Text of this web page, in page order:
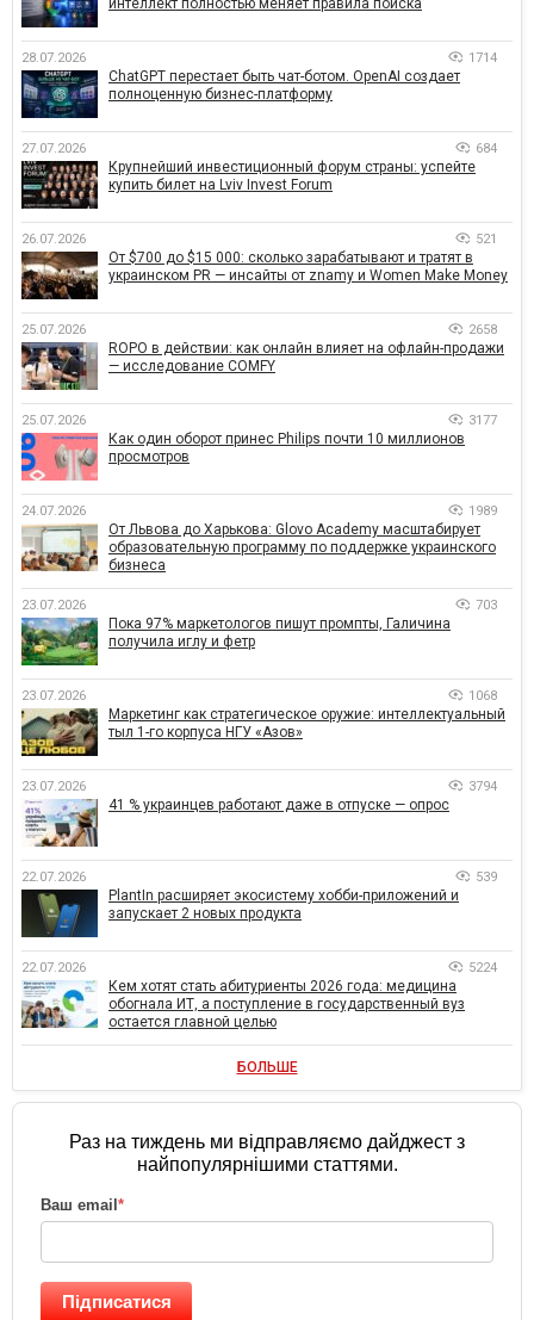
28.07.2026 1714
ChatGPT перестает быть чат-ботом. OpenAI создает
полноценную бизнес-платформу
27.07.2026 684
Крупнейший инвестиционный форум страны: успейте
купить билет на Lviv Invest Forum
26.07.2026 521
От $700 до $15 000: сколько зарабатывают и тратят в
украинском PR — инсайты от znamy и Women Make Money
25.07.2026 2658
ROPO в действии: как онлайн влияет на офлайн-продажи
— исследование COMFY
25.07.2026 3177
Как один оборот принес Philips почти 10 миллионов
просмотров
24.07.2026 1989
От Львова до Харькова: Glovo Academy масштабирует
образовательную программу по поддержке украинского
бизнеса
23.07.2026 703
Пока 97% маркетологов пишут промпты, Галичина
получила иглу и фетр
23.07.2026 1068
Маркетинг как стратегическое оружие: интеллектуальный
тыл 1-го корпуса НГУ «Азов»
23.07.2026 3794
41 % украинцев работают даже в отпуске — опрос
22.07.2026 539
PlantIn расширяет экосистему хобби-приложений и
запускает 2 новых продукта
22.07.2026 5224
Кем хотят стать абитуриенты 2026 года: медицина
обогнала ИТ, а поступление в государственный вуз
остается главной целью
БОЛЬШЕ
Раз на тиждень ми відправляємо дайджест з
найпопулярнішими статтями.
Ваш email*
Підписатися